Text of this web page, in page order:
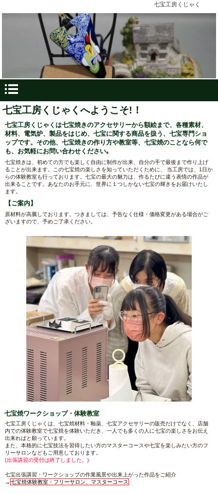
七宝工房くじゃく
七宝工房くじゃくへようこそ!！
七宝工房くじゃくは七宝焼きのアクセサリーから額絵まで、各種素材、
材料、電気炉、製品をはじめ、七宝に関する商品を扱う、七宝専門ショ
ップです。その他、七宝焼きの作り方や教室等、七宝焼のことなら何で
も、お気軽にお問い合わせください｡
七宝焼きは、初めての方でも楽しく自由に制作が出来、自分の手で最後まで作り上げ
ることが出来ます。この七宝焼の楽しさを知っていただくために、 当工房では、1日か
らの体験教室も行っております。七宝の最大の魅力は、作るたびに違う表情の作品が
出来ることです。あなたのお手元に、世界に１つしかない七宝の輝きをお届けいたし
ます。
【ご案内】
原材料が高騰しております。つきましては、予告なく仕様・価格変更がある場合がご
ざいますので、予めご了承ください。
七宝焼ワークショップ・体験教室
七宝工房くじゃくは、七宝焼材料・釉薬、七宝アクセサリーの販売だけでなく、店舗
内での体験教室で七宝焼を体験いただき、一人でも多くの人に七宝の楽しさをお伝え
出来ればと願っています。
また、本格的に七宝技法を習得したい方のマスターコースや七宝を楽しみたい方のフ
リーサロンなどもご用意しております。
(出張講習の受付は終了しました。)
七宝出張講習・ワークショップの作業風景や出来上がった作品をご紹介
→ 七宝焼体験教室・フリーサロン、マスターコース